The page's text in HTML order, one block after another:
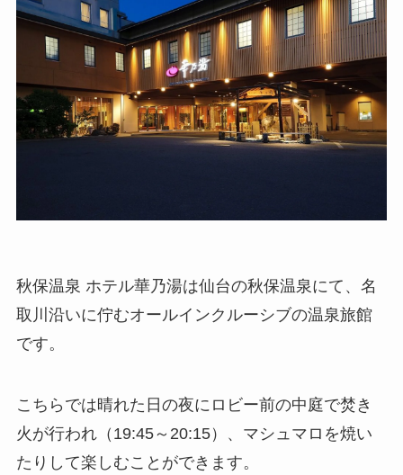
秋保温泉 ホテル華乃湯は仙台の秋保温泉にて、名
取川沿いに佇むオールインクルーシブの温泉旅館
です。
こちらでは晴れた日の夜にロビー前の中庭で焚き
火が行われ（19:45～20:15）、マシュマロを焼い
たりして楽しむことができます。